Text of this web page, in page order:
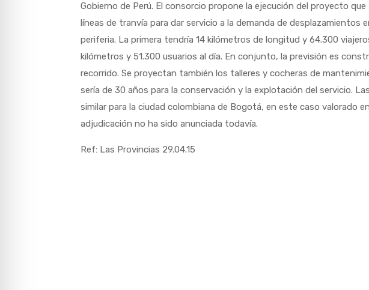
Gobierno de Perú. El consorcio propone la ejecución del proyecto
líneas de tranvía para dar servicio a la demanda de desplazamientos
periferia. La primera tendría 14 kilómetros de longitud y 64.300
kilómetros y 51.300 usuarios al día. En conjunto, la previsión es
recorrido. Se proyectan también los talleres y cocheras de
sería de 30 años para la conservación y la explotación del servicio.
similar para la ciudad colombiana de Bogotá, en este caso valorado
adjudicación no ha sido anunciada todavía.
Ref: Las Provincias 29.04.15